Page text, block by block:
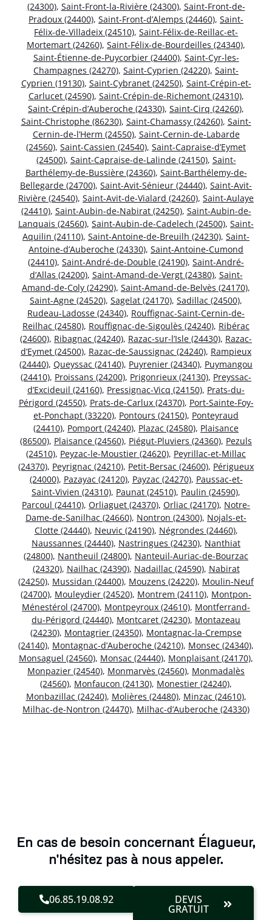
(24300), Saint-Front-la-Rivière (24300), Saint-Front-de-
Pradoux (24400), Saint-Front-d’Alemps (24460), Saint-
Félix-de-Villadeix (24510), Saint-Félix-de-Reillac-et-
Mortemart (24260), Saint-Félix-de-Bourdeilles (24340),
Saint-Étienne-de-Puycorbier (24400), Saint-Cyr-les-
Champagnes (24270), Saint-Cyprien (24220), Saint-
Cyprien (19130), Saint-Cybranet (24250), Saint-Crépin-et-
Carlucet (24590), Saint-Crépin-de-Richemont (24310),
Saint-Crépin-d’Auberoche (24330), Saint-Cirq (24260),
Saint-Christophe (86230), Saint-Chamassy (24260), Saint-
Cernin-de-l’Herm (24550), Saint-Cernin-de-Labarde
(24560), Saint-Cassien (24540), Saint-Capraise-d’Eymet
(24500), Saint-Capraise-de-Lalinde (24150), Saint-
Barthélemy-de-Bussière (24360), Saint-Barthélemy-de-
Bellegarde (24700), Saint-Avit-Sénieur (24440), Saint-Avit-
Rivière (24540), Saint-Avit-de-Vialard (24260), Saint-Aulaye
(24410), Saint-Aubin-de-Nabirat (24250), Saint-Aubin-de-
Lanquais (24560), Saint-Aubin-de-Cadelech (24500), Saint-
Aquilin (24110), Saint-Antoine-de-Breuilh (24230), Saint-
Antoine-d’Auberoche (24330), Saint-Antoine-Cumond
(24410), Saint-André-de-Double (24190), Saint-André-
d’Allas (24200), Saint-Amand-de-Vergt (24380), Saint-
Amand-de-Coly (24290), Saint-Amand-de-Belvès (24170),
Saint-Agne (24520), Sagelat (24170), Sadillac (24500),
Rudeau-Ladosse (24340), Rouffignac-Saint-Cernin-de-
Reilhac (24580), Rouffignac-de-Sigoulès (24240), Ribérac
(24600), Ribagnac (24240), Razac-sur-l’Isle (24430), Razac-
d’Eymet (24500), Razac-de-Saussignac (24240), Rampieux
(24440), Queyssac (24140), Puyrenier (24340), Puymangou
(24410), Proissans (24200), Prigonrieux (24130), Preyssac-
d’Excideuil (24160), Pressignac-Vicq (24150), Prats-du-
Périgord (24550), Prats-de-Carlux (24370), Port-Sainte-Foy-
et-Ponchapt (33220), Pontours (24150), Ponteyraud
(24410), Pomport (24240), Plazac (24580), Plaisance
(86500), Plaisance (24560), Piégut-Pluviers (24360), Pezuls
(24510), Peyzac-le-Moustier (24620), Peyrillac-et-Millac
(24370), Peyrignac (24210), Petit-Bersac (24600), Périgueux
(24000), Pazayac (24120), Payzac (24270), Paussac-et-
Saint-Vivien (24310), Paunat (24510), Paulin (24590),
Parcoul (24410), Orliaguet (24370), Orliac (24170), Notre-
Dame-de-Sanilhac (24660), Nontron (24300), Nojals-et-
Clotte (24440), Neuvic (24190), Négrondes (24460),
Naussannes (24440), Nastringues (24230), Nanthiat
(24800), Nantheuil (24800), Nanteuil-Auriac-de-Bourzac
(24320), Nailhac (24390), Nadaillac (24590), Nabirat
(24250), Mussidan (24400), Mouzens (24220), Moulin-Neuf
(24700), Mouleydier (24520), Montrem (24110), Montpon-
Ménestérol (24700), Montpeyroux (24610), Montferrand-
du-Périgord (24440), Montcaret (24230), Montazeau
(24230), Montagrier (24350), Montagnac-la-Crempse
(24140), Montagnac-d’Auberoche (24210), Monsec (24340),
Monsaguel (24560), Monsac (24440), Monplaisant (24170),
Monpazier (24540), Monmarvès (24560), Monmadalès
(24560), Monfaucon (24130), Monestier (24240),
Monbazillac (24240), Molières (24480), Minzac (24610),
Milhac-de-Nontron (24470), Milhac-d’Auberoche (24330)
En cas de besoin concernant Élagueur,
n'hésitez pas à nous appeler.
06.85.19.08.92 DEVIS
GRATUIT